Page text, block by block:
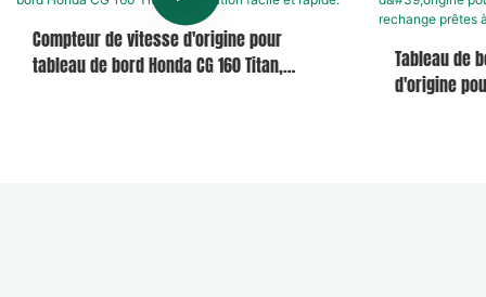
Compteur de vitesse d'origine pour
tableau de bord Honda CG 160 Titan,
Tableau de
d'origine